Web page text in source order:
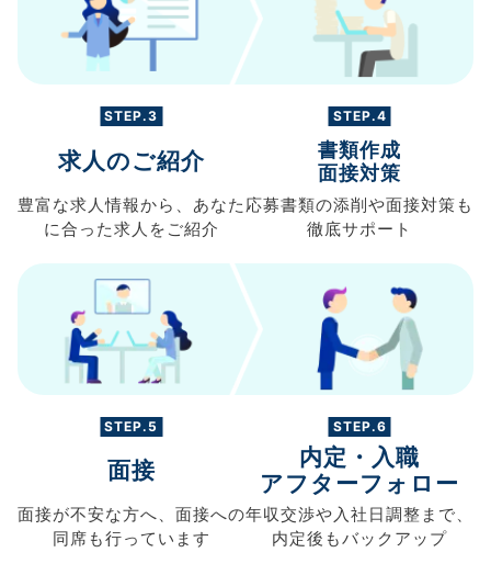
STEP.3
求人のご紹介
豊富な求人情報から、 あなた
に合った求人を ご紹介
STEP.4
書類作成
面接対策
応募書類の添削や面接対策も
徹底サポート
STEP.5
面接
面接が不安な方へ、 面接への
同席も行っています
STEP.6
内定・入職
アフターフォロー
年収交渉や入社日調整まで、
内定後もバックアップ